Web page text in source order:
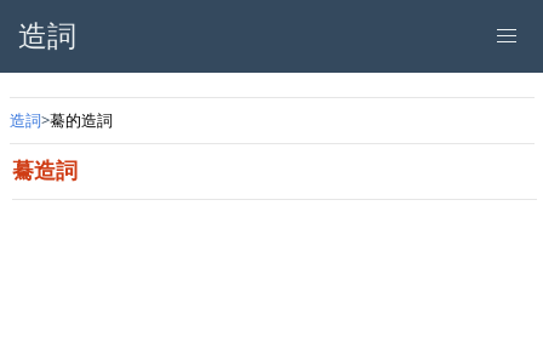
造詞
造詞 驀的造詞
驀造詞